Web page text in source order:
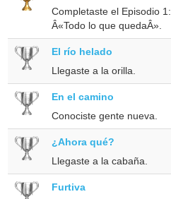
Completaste el Episodio 1:
Â«Todo lo que quedaÂ».
El río helado
Llegaste a la orilla.
En el camino
Conociste gente nueva.
¿Ahora qué?
Llegaste a la cabaña.
Furtiva